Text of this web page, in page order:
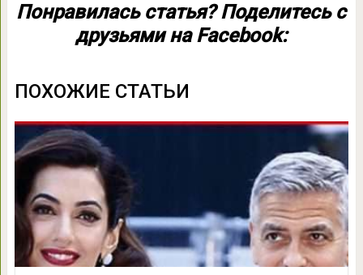
Понравилась статья? Поделитесь с
друзьями на Facebook:
ПОХОЖИЕ СТАТЬИ